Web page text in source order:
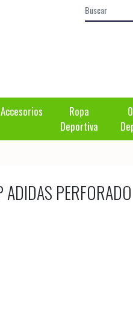
Accesorios
Ropa
Deportiva
ADIDAS